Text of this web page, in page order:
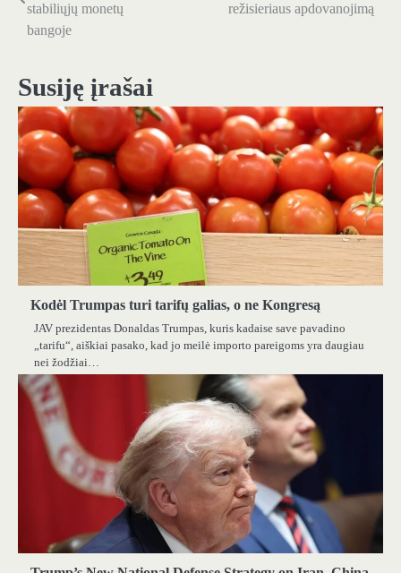
įrašų
stabiliųjų monetų
bangoje
režisieriaus apdovanojimą
Susiję įrašai
Kodėl Trumpas turi tarifų galias, o ne Kongresą
JAV prezidentas Donaldas Trumpas, kuris kadaise save pavadino
„tarifu“, aiškiai pasako, kad jo meilė importo pareigoms yra daugiau
nei žodžiai…